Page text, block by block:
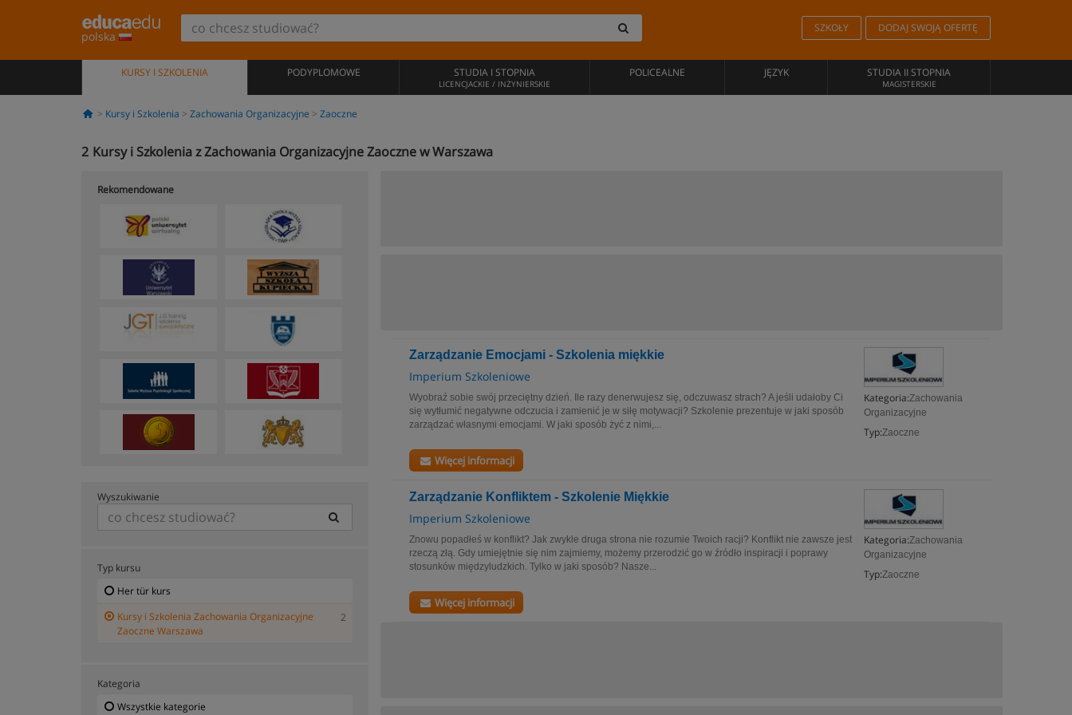
polska
SZKOŁY DODAJ SWOJĄ OFERTĘ
KURSY I SZKOLENIA PODYPLOMOWE STUDIA I STOPNIA
LICENCJACKIE / INŻYNIERSKIE
POLICEALNE JĘZYK STUDIA II STOPNIA
MAGISTERSKIE
Kursy i Szkolenia Zachowania Organizacyjne Zaoczne
2 Kursy i Szkolenia z Zachowania Organizacyjne Zaoczne w Warszawa
Zarządzanie Emocjami - Szkolenia miękkie
Imperium Szkoleniowe
Kategoria:Zachowania
Organizacyjne
Typ:Zaoczne
Wyobraź sobie swój przeciętny dzień. Ile razy denerwujesz się, odczuwasz strach? A jeśli udałoby Ci
się wytłumić negatywne odczucia i zamienić je w siłę motywacji? Szkolenie prezentuje w jaki sposób
zarządzać własnymi emocjami. W jaki sposób żyć z nimi,...
Więcej informacji
Zarządzanie Konfliktem - Szkolenie Miękkie
Imperium Szkoleniowe
Kategoria:Zachowania
Organizacyjne
Typ:Zaoczne
Znowu popadłeś w konflikt? Jak zwykle druga strona nie rozumie Twoich racji? Konflikt nie zawsze jest
rzeczą złą. Gdy umiejętnie się nim zajmiemy, możemy przerodzić go w źródło inspiracji i poprawy
stosunków międzyludzkich. Tylko w jaki sposób? Nasze...
Więcej informacji
Rekomendowane
Wyszukiwanie
Typ kursu
Her tür kurs
Kursy i Szkolenia Zachowania Organizacyjne
Zaoczne Warszawa
2
Kategoria
Wszystkie kategorie